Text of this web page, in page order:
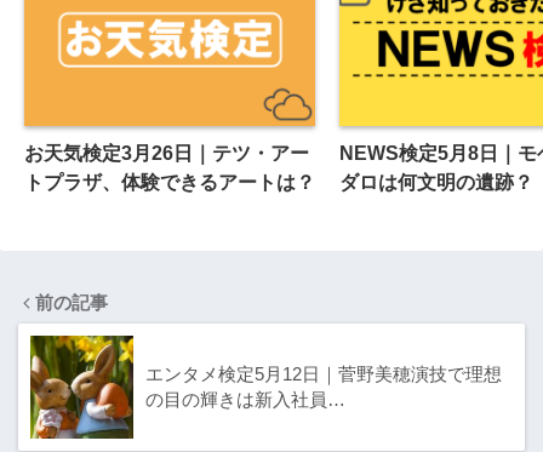
お天気検定3月26日｜テツ・アー
トプラザ、体験できるアートは？
NEWS検定5月8日｜モ
ダロは何文明の遺跡？
前の記事
エンタメ検定5月12日｜菅野美穂演技で理想
の目の輝きは新入社員…